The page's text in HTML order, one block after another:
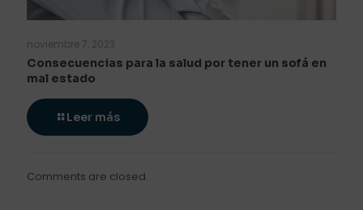
noviembre 7, 2023
Consecuencias para la salud por tener un sofá en
mal estado
Leer más
Comments are closed.